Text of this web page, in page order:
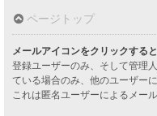
ページトップ
メールアイコンをクリックする
登録ユーザーのみ、そして管理
ている場合のみ、他のユーザー
これは匿名ユーザーによるメー